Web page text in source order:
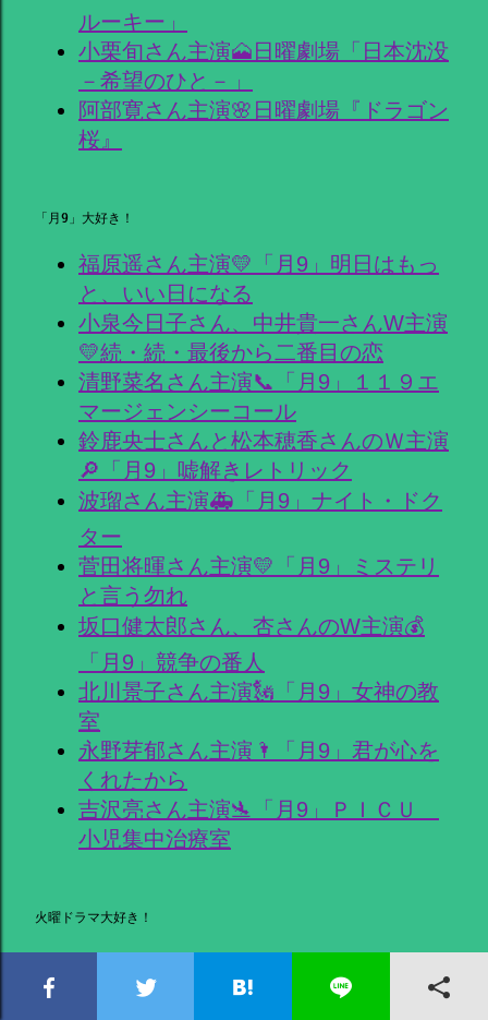
ルーキー」
小栗旬さん主演🗻日曜劇場「日本沈没
－希望のひと－」
阿部寛さん主演🌸日曜劇場『ドラゴン
桜』
「月9」大好き！
福原遥さん主演💛「月9」明日はもっ
と、いい日になる
小泉今日子さん、中井貴一さんW主演
💛続・続・最後から二番目の恋
清野菜名さん主演📞「月9」１１９エ
マージェンシーコール
鈴鹿央士さんと松本穂香さんのＷ主演
🔎「月9」嘘解きレトリック
波瑠さん主演🚑「月9」ナイト・ドク
ター
菅田将暉さん主演💛「月9」ミステリ
と言う勿れ
坂口健太郎さん、杏さんのW主演💰
「月9」競争の番人
北川景子さん主演🗽「月9」女神の教
室
永野芽郁さん主演🌂「月9」君が心を
くれたから
吉沢亮さん主演🛬「月9」ＰＩＣＵ
小児集中治療室
火曜ドラマ大好き！
れが、私の生きる道！〜